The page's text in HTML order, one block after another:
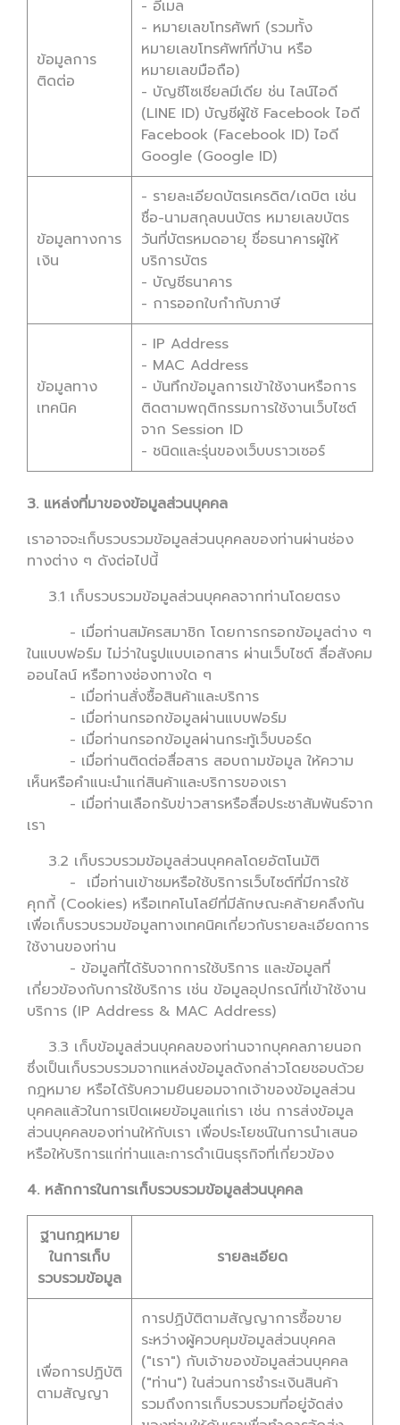
ข้อมูลการ
ติดต่อ
- อีเมล
- หมายเลขโทรศัพท์ (รวมทั้ง
หมายเลขโทรศัพท์ที่บ้าน หรือ
หมายเลขมือถือ)
- บัญชีโซเชียลมีเดีย ช่น ไลน์ไอดี
(LINE ID) บัญชีผู้ใช้ Facebook ไอดี
Facebook (Facebook ID) ไอดี
Google (Google ID)
ข้อมูลทางการ
เงิน
- รายละเอียดบัตรเครดิต/เดบิต เช่น
ชื่อ-นามสกุลบนบัตร หมายเลขบัตร
วันที่บัตรหมดอายุ ชื่อธนาคารผู้ให้
บริการบัตร
- บัญชีธนาคาร
- การออกใบกำกับภาษี
ข้อมูลทาง
เทคนิค
- IP Address
- MAC Address
- บันทึกข้อมูลการเข้าใช้งานหรือการ
ติดตามพฤติกรรมการใช้งานเว็บไซต์
จาก Session ID
- ชนิดและรุ่นของเว็บบราวเซอร์
3. แหล่งที่มาของข้อมูลส่วนบุคคล
เราอาจจะเก็บรวบรวมข้อมูลส่วนบุคคลของท่านผ่านช่อง
ทางต่าง ๆ ดังต่อไปนี้
3.1 เก็บรวบรวมข้อมูลส่วนบุคคลจากท่านโดยตรง
- เมื่อท่านสมัครสมาชิก โดยการกรอกข้อมูลต่าง ๆ
ในแบบฟอร์ม ไม่ว่าในรูปแบบเอกสาร ผ่านเว็บไซต์ สื่อสังคม
ออนไลน์ หรือทางช่องทางใด ๆ
- เมื่อท่านสั่งซื้อสินค้าและบริการ
- เมื่อท่านกรอกข้อมูลผ่านแบบฟอร์ม
- เมื่อท่านกรอกข้อมูลผ่านกระทู้เว็บบอร์ด
- เมื่อท่านติดต่อสื่อสาร สอบถามข้อมูล ให้ความ
เห็นหรือคำแนะนำแก่สินค้าและบริการของเรา
- เมื่อท่านเลือกรับข่าวสารหรือสื่อประชาสัมพันธ์จาก
เรา
3.2 เก็บรวบรวมข้อมูลส่วนบุคคลโดยอัตโนมัติ
- เมื่อท่านเข้าชมหรือใช้บริการเว็บไซต์ที่มีการใช้
คุกกี้ (Cookies) หรือเทคโนโลยีที่มีลักษณะคล้ายคลึงกัน
เพื่อเก็บรวบรวมข้อมูลทางเทคนิคเกี่ยวกับรายละเอียดการ
ใช้งานของท่าน
- ข้อมูลที่ได้รับจากการใช้บริการ และข้อมูลที่
เกี่ยวข้องกับการใช้บริการ เช่น ข้อมูลอุปกรณ์ที่เข้าใช้งาน
บริการ (IP Address & MAC Address)
3.3 เก็บข้อมูลส่วนบุคคลของท่านจากบุคคลภายนอก
ซึ่งเป็นเก็บรวบรวมจากแหล่งข้อมูลดังกล่าวโดยชอบด้วย
กฎหมาย หรือได้รับความยินยอมจากเจ้าของข้อมูลส่วน
บุคคลแล้วในการเปิดเผยข้อมูลแก่เรา เช่น การส่งข้อมูล
ส่วนบุคคลของท่านให้กับเรา เพื่อประโยชน์ในการนำเสนอ
หรือให้บริการแก่ท่านและการดำเนินธุรกิจที่เกี่ยวข้อง
4. หลักการในการเก็บรวบรวมข้อมูลส่วนบุคคล
ฐานกฎหมาย
ในการเก็บ
รวบรวมข้อมูล
รายละเอียด
เพื่อการปฏิบัติ
ตามสัญญา
การปฏิบัติตามสัญญาการซื้อขาย
ระหว่างผู้ควบคุมข้อมูลส่วนบุคคล
("เรา") กับเจ้าของข้อมูลส่วนบุคคล
("ท่าน") ในส่วนการชำระเงินสินค้า
รวมถึงการเก็บรวบรวมที่อยู่จัดส่ง